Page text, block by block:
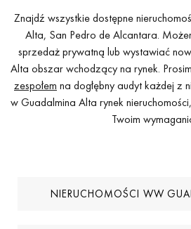
Znajdź wszystkie dostępne
Alta, San Pedro de Alcantara.
sprzedaż prywatną lub wystawiać
Alta obszar wchodzący na rynek.
zespołem na dogłębny audyt każdej z
w Guadalmina Alta rynek
Twoim
NIERUCHOMOŚCI WW